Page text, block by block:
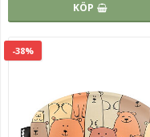
KÖP
-38%